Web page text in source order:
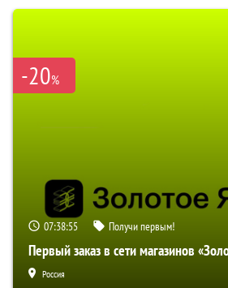
-20%
07:38:54 Получи первым!
Первый заказ в сети магазинов
Россия